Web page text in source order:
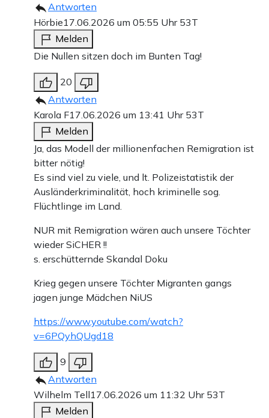
Antworten
Hörbie17.06.2026 um 05:55 Uhr 53T
Melden
Die Nullen sitzen doch im Bunten Tag!
20
Antworten
Karola F17.06.2026 um 13:41 Uhr 53T
Melden
Ja, das Modell der millionenfachen Remigration ist
bitter nötig!
Es sind viel zu viele, und lt. Polizeistatistik der
Ausländerkriminalität, hoch kriminelle sog.
Flüchtlinge im Land.
NUR mit Remigration wären auch unsere Töchter
wieder SiCHER !!
s. erschütternde Skandal Doku
Krieg gegen unsere Töchter Migranten gangs
jagen junge Mädchen NiUS
https://www.youtube.com/watch?
v=6PQyhQUgd18
9
Antworten
Wilhelm Tell17.06.2026 um 11:32 Uhr 53T
Melden